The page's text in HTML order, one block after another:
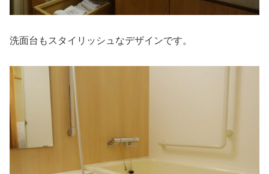
洗面台もスタイリッシュなデザインです。